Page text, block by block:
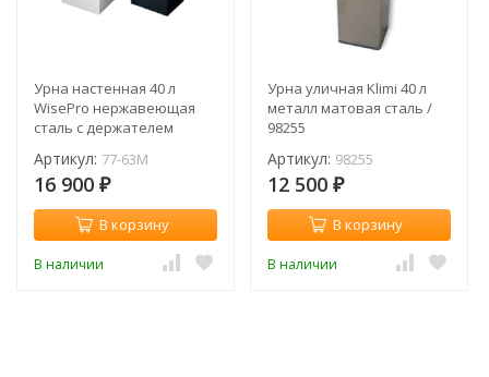
Урна настенная 40 л
WisePro нержавеющая
сталь с держателем
Артикул: 77-63M
16 900 ₽
В корзину
В наличии
Урна уличная Klimi 40 л
металл матовая сталь /
98255
Артикул: 98255
12 500 ₽
В корзину
В наличии